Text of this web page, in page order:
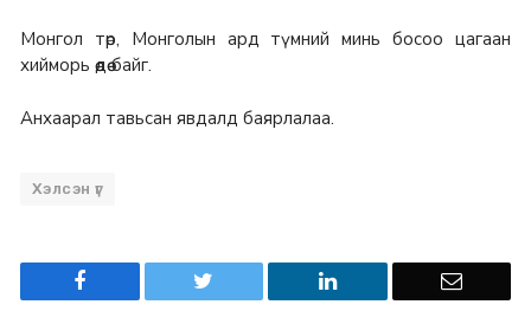
Монгол төр, Монголын ард түмний минь босоо цагаан
хийморь өөдөө байг.
Анхаарал тавьсан явдалд баярлалаа.
Хэлсэн үг